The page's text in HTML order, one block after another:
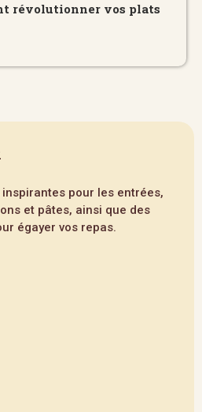
révolutionner vos plats
pour les entrées,
et pâtes, ainsi que des
égayer vos repas.